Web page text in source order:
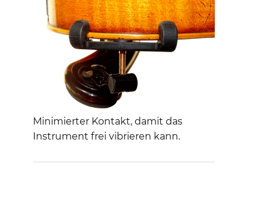
Minimierter Kontakt, damit das
Instrument frei vibrieren kann.